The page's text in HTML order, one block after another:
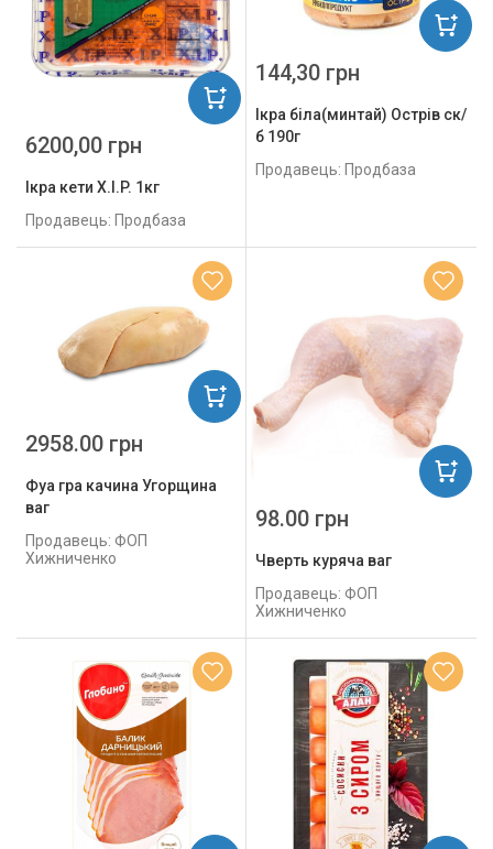
Ікра кети X.I.P. 1кг
Продавець: Продбаза
6200,00 грн
Ікра біла(минтай) Острів ск/
б 190г
Продавець: Продбаза
144,30 грн
Фуа гра качина Угорщина
ваг
Продавець: ФОП
Хижниченко
2958.00 грн
Чверть куряча ваг
Продавець: ФОП
Хижниченко
98.00 грн